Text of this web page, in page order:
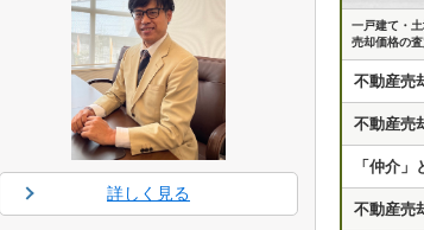
詳しく見る
一戸建て・
売却価格の査
不動産売
不動産売
「仲介
不動産売